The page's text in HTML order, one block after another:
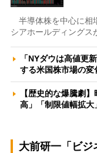
半導体株を中心に相
シアホールディングス
「NYダウは高値更
する米国株市場の
【歴史的な爆騰劇
高」「制限値幅拡
大前研一「ビジ